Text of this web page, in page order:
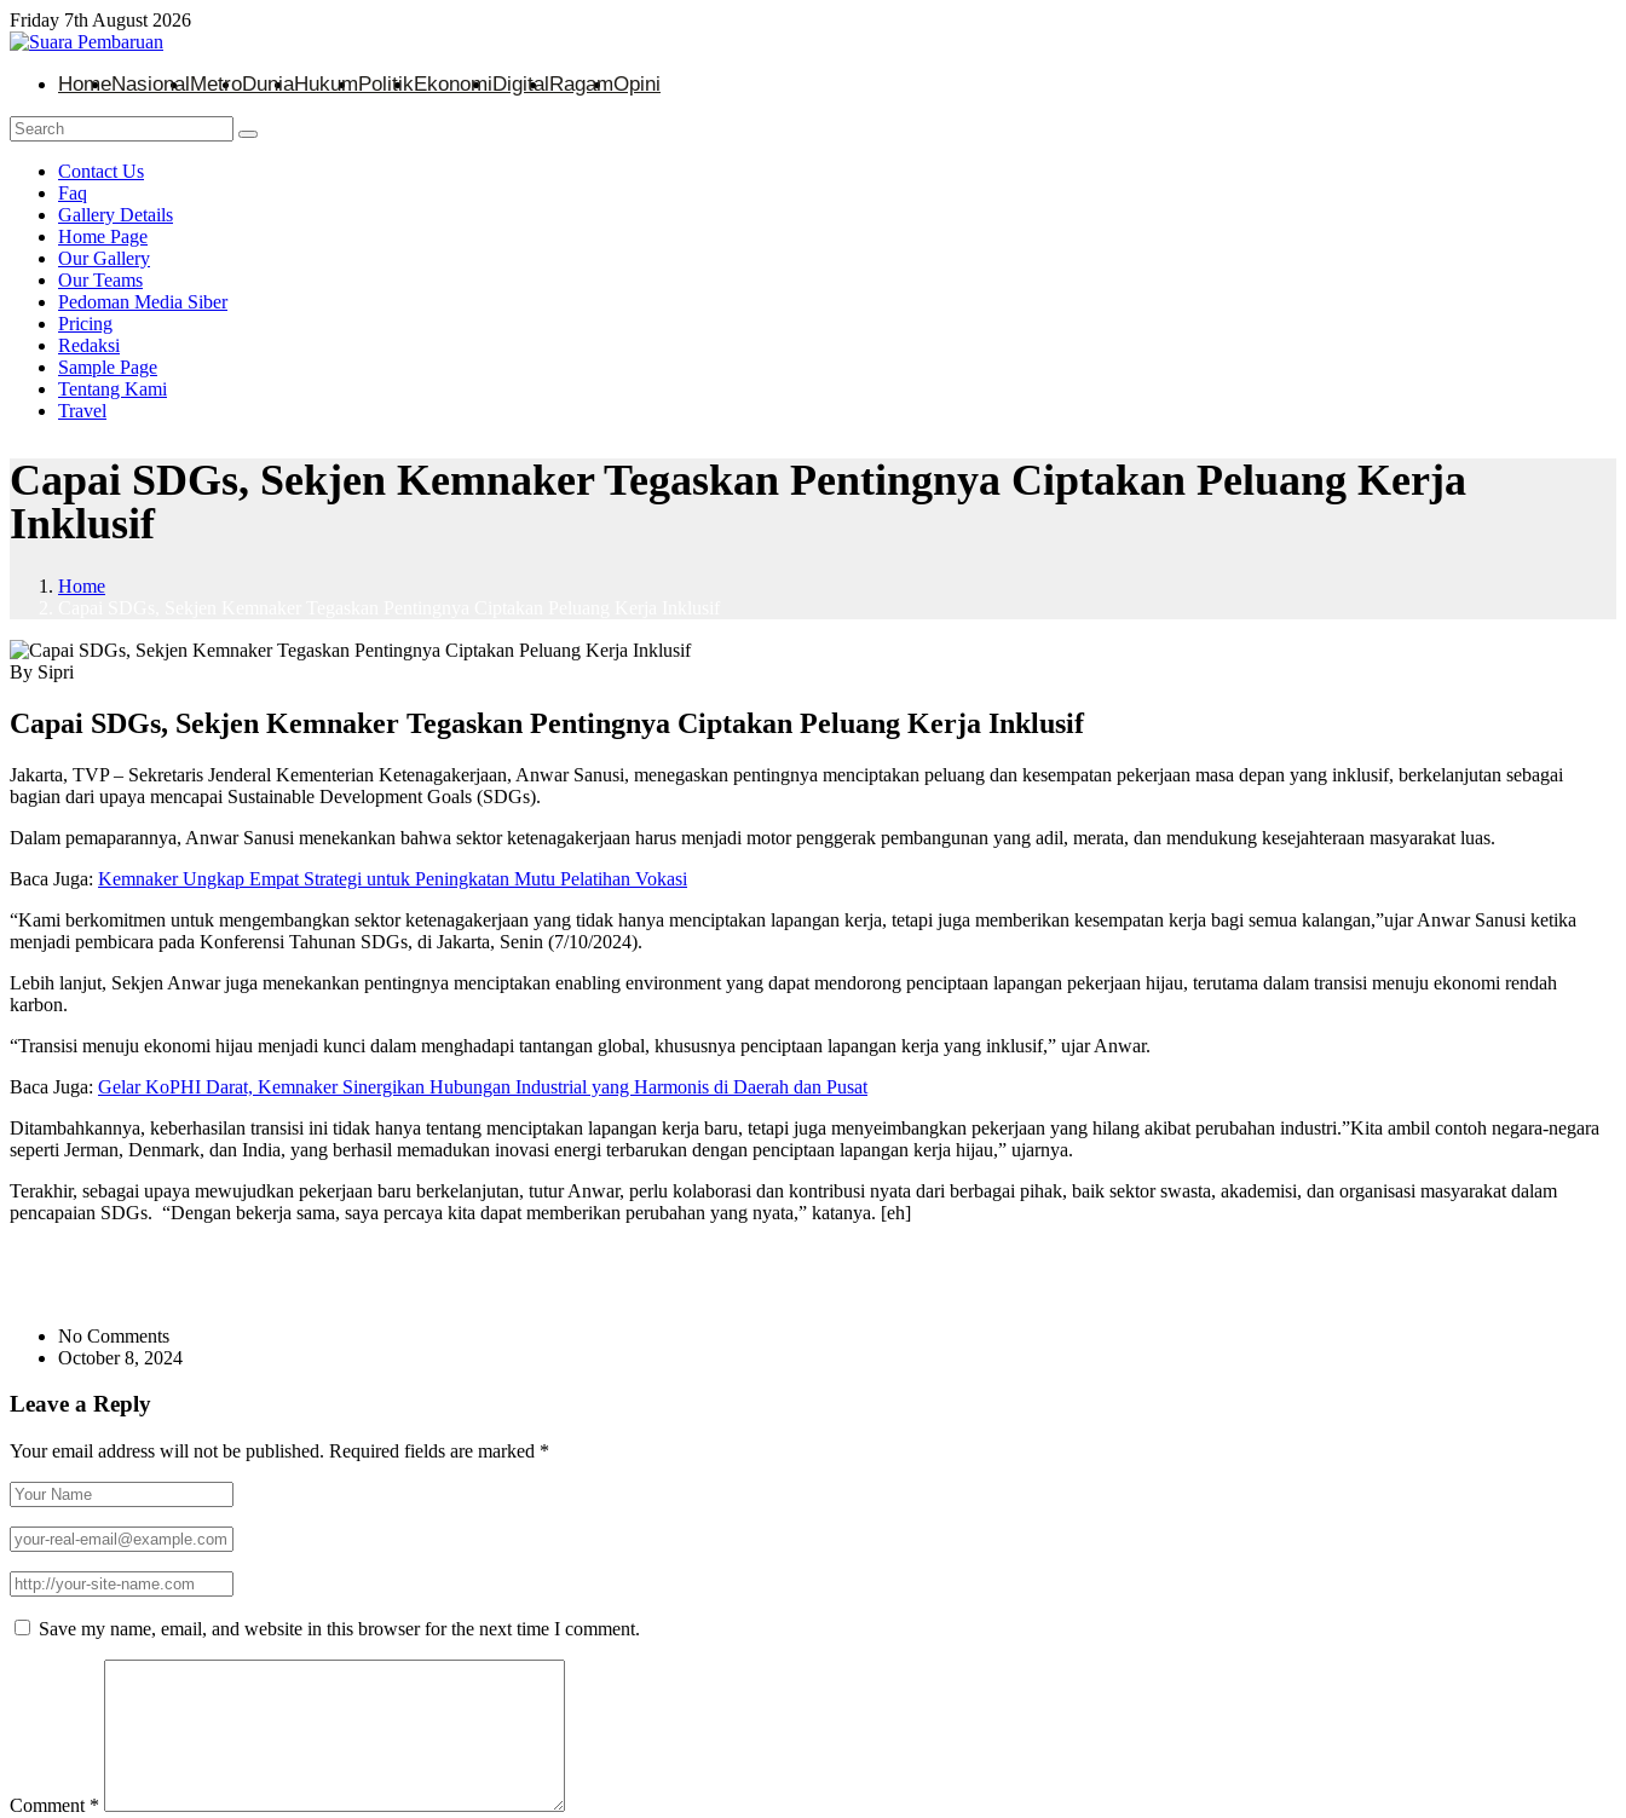
Friday 7th August 2026
HomeNasionalMetroDuniaHukumPolitikEkonomiDigitalRagamOpini
Contact Us
Faq
Gallery Details
Home Page
Our Gallery
Our Teams
Pedoman Media Siber
Pricing
Redaksi
Sample Page
Tentang Kami
Travel
Capai SDGs, Sekjen Kemnaker Tegaskan Pentingnya Ciptakan Peluang Kerja
Inklusif
Home
By Sipri
Capai SDGs, Sekjen Kemnaker Tegaskan Pentingnya Ciptakan Peluang Kerja Inklusif
Jakarta, TVP – Sekretaris Jenderal Kementerian Ketenagakerjaan, Anwar Sanusi, menegaskan pentingnya menciptakan peluang dan kesempatan pekerjaan masa depan yang inklusif, berkelanjutan sebagai
bagian dari upaya mencapai Sustainable Development Goals (SDGs).
Dalam pemaparannya, Anwar Sanusi menekankan bahwa sektor ketenagakerjaan harus menjadi motor penggerak pembangunan yang adil, merata, dan mendukung kesejahteraan masyarakat luas.
Baca Juga: Kemnaker Ungkap Empat Strategi untuk Peningkatan Mutu Pelatihan Vokasi
“Kami berkomitmen untuk mengembangkan sektor ketenagakerjaan yang tidak hanya menciptakan lapangan kerja, tetapi juga memberikan kesempatan kerja bagi semua kalangan,”ujar Anwar Sanusi ketika
menjadi pembicara pada Konferensi Tahunan SDGs, di Jakarta, Senin (7/10/2024).
Lebih lanjut, Sekjen Anwar juga menekankan pentingnya menciptakan enabling environment yang dapat mendorong penciptaan lapangan pekerjaan hijau, terutama dalam transisi menuju ekonomi rendah
karbon.
“Transisi menuju ekonomi hijau menjadi kunci dalam menghadapi tantangan global, khususnya penciptaan lapangan kerja yang inklusif,” ujar Anwar.
Baca Juga: Gelar KoPHI Darat, Kemnaker Sinergikan Hubungan Industrial yang Harmonis di Daerah dan Pusat
Ditambahkannya, keberhasilan transisi ini tidak hanya tentang menciptakan lapangan kerja baru, tetapi juga menyeimbangkan pekerjaan yang hilang akibat perubahan industri.”Kita ambil contoh negara-negara
seperti Jerman, Denmark, dan India, yang berhasil memadukan inovasi energi terbarukan dengan penciptaan lapangan kerja hijau,” ujarnya.
Terakhir, sebagai upaya mewujudkan pekerjaan baru berkelanjutan, tutur Anwar, perlu kolaborasi dan kontribusi nyata dari berbagai pihak, baik sektor swasta, akademisi, dan organisasi masyarakat dalam
pencapaian SDGs. “Dengan bekerja sama, saya percaya kita dapat memberikan perubahan yang nyata,” katanya. [eh]
No Comments
October 8, 2024
Leave a Reply
Your email address will not be published. Required fields are marked *
Save my name, email, and website in this browser for the next time I comment.
Comment *